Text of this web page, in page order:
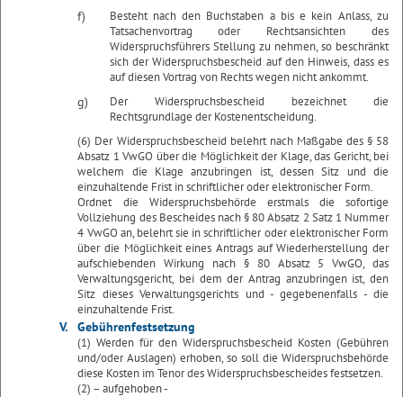
f)
Besteht nach den Buchstaben a bis e kein Anlass, zu
Tatsachenvortrag oder Rechtsansichten des
Widerspruchsführers Stellung zu nehmen, so beschränkt
sich der Widerspruchsbescheid auf den Hinweis, dass es
auf diesen Vortrag von Rechts wegen nicht ankommt.
g)
Der Widerspruchsbescheid bezeichnet die
Rechtsgrundlage der Kostenentscheidung.
(6) Der Widerspruchsbescheid belehrt nach Maßgabe des § 58
Absatz 1 VwGO über die Möglichkeit der Klage, das Gericht, bei
welchem die Klage anzubringen ist, dessen Sitz und die
einzuhaltende Frist in schriftlicher oder elektronischer Form.
Ordnet die Widerspruchsbehörde erstmals die sofortige
Vollziehung des Bescheides nach § 80 Absatz 2 Satz 1 Nummer
4 VwGO an, belehrt sie in schriftlicher oder elektronischer Form
über die Möglichkeit eines Antrags auf Wiederherstellung der
aufschiebenden Wirkung nach § 80 Absatz 5 VwGO, das
Verwaltungsgericht, bei dem der Antrag anzubringen ist, den
Sitz dieses Verwaltungsgerichts und - gegebenenfalls - die
einzuhaltende Frist.
V. Gebührenfestsetzung
(1) Werden für den Widerspruchsbescheid Kosten (Gebühren
und/oder Auslagen) erhoben, so soll die Widerspruchsbehörde
diese Kosten im Tenor des Widerspruchsbescheides festsetzen.
(2) – aufgehoben -